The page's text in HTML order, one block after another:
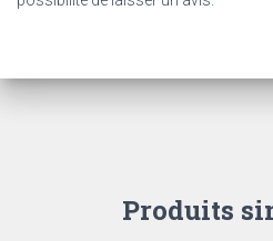
Produits